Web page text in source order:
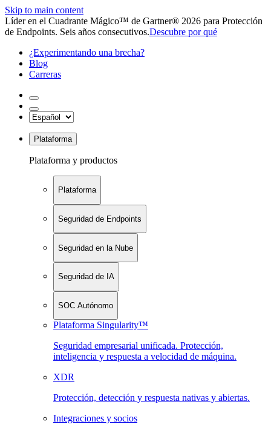
Skip to main content
Líder en el Cuadrante Mágico™ de Gartner® 2026 para Protección
de Endpoints. Seis años consecutivos.Descubre por qué
¿Experimentando una brecha?
Blog
Carreras
Plataforma
Plataforma y productos
Plataforma
Seguridad de Endpoints
Seguridad en la Nube
Seguridad de IA
SOC Autónomo
Plataforma Singularity™
Seguridad empresarial unificada. Protección,
inteligencia y respuesta a velocidad de máquina.
XDR
Protección, detección y respuesta nativas y abiertas.
Integraciones y socios